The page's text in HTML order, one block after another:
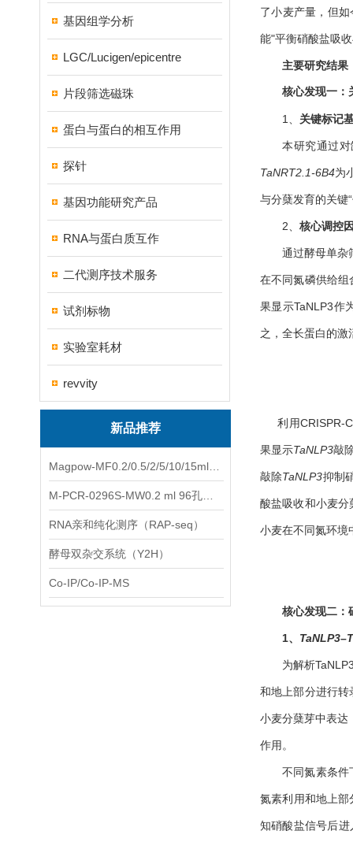
基因组学分析
LGC/Lucigen/epicentre
片段筛选磁珠
蛋白与蛋白的相互作用
探针
基因功能研究产品
RNA与蛋白质互作
二代测序技术服务
试剂标物
实验室耗材
revvity
新品推荐
RNA亲和纯化测序（RAP-seq）
酵母双杂交系统（Y2H）
Co-IP/Co-IP-MS
了小麦产量，但
能"平衡硝酸盐吸
主要研究结果
核心发现一：
1、 关键标记
本研究通过
TaNRT2.1-6B4为
与分蘖发育的关键
2、 核心调控
通过酵母单杂
在不同氮磷供给
果显示TaNLP3作
之，全长蛋白的激
利用CRISPR-
果显示TaNLP3敲
敲除TaNLP3抑制
酸盐吸收和小麦
小麦在不同氮环境
核心发现二：
1、 TaNLP3–
为解析
和地上部分进行
小麦分蘖芽中表达
作用。
不同氮素条件
氮素利用和地上
知硝酸盐信号后